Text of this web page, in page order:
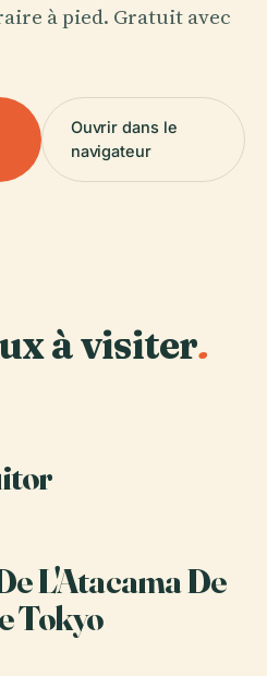
à pied. Gratuit avec
Ouvrir dans le
navigateur
à visiter.
L'Atacama De
Tokyo